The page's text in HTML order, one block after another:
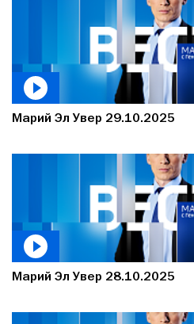
Марий Эл Увер 29.10.2025
Марий Эл Увер 28.10.2025